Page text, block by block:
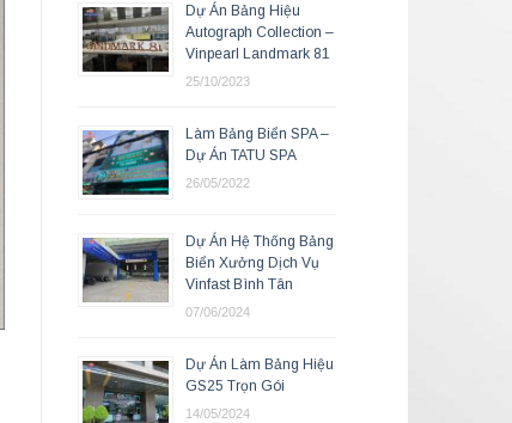
Dự Án Bảng Hiệu
Autograph Collection –
Vinpearl Landmark 81
25/10/2023
Làm Bảng Biển SPA –
Dự Án TATU SPA
26/05/2022
Dự Án Hệ Thống Bảng
Biển Xưởng Dịch Vụ
Vinfast Bình Tân
07/06/2024
Dự Án Làm Bảng Hiệu
GS25 Trọn Gói
14/05/2024